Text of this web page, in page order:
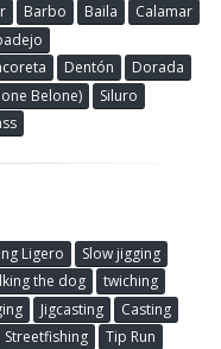
Barbo Baila
Calamar
Dentón
Dorada
Belone)
Siluro
Ligero
Slow jigging
the dog
twiching
Jigcasting
Casting
Streetfishing
Tip Run